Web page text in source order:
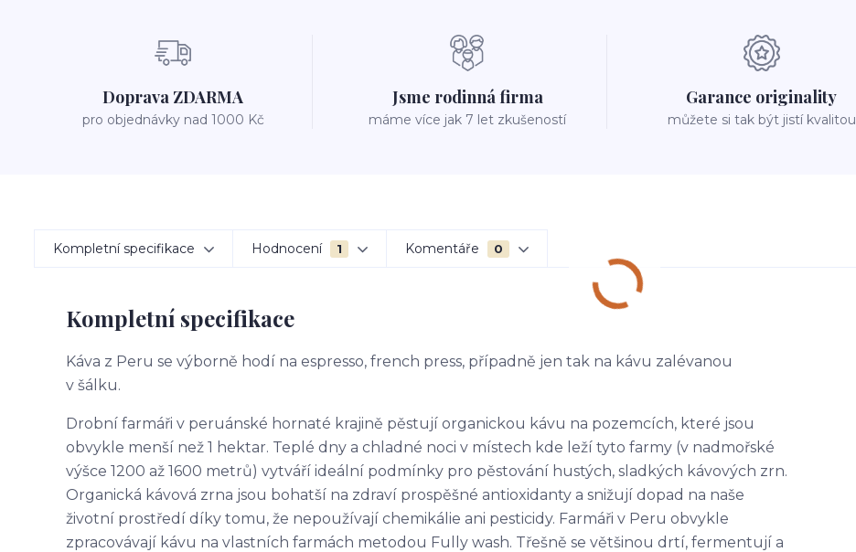
Doprava ZDARMA
pro objednávky nad 1000 Kč
Jsme rodinná firma
máme více jak 7 let zkušeností
Garance originality
můžete si tak být jistí kvalitou
Kompletní specifikace Hodnocení 1 Komentáře 0
Kompletní specifikace
Káva z Peru se výborně hodí na espresso, french press, případně jen tak na kávu zalévanou
v šálku.
Drobní farmáři v peruánské hornaté krajině pěstují organickou kávu na pozemcích, které jsou
obvykle menší než 1 hektar. Teplé dny a chladné noci v místech kde leží tyto farmy (v nadmořské
výšce 1200 až 1600 metrů) vytváří ideální podmínky pro pěstování hustých, sladkých kávových zrn.
Organická kávová zrna jsou bohatší na zdraví prospěšné antioxidanty a snižují dopad na naše
životní prostředí díky tomu, že nepoužívají chemikálie ani pesticidy. Farmáři v Peru obvykle
zpracovávají kávu na vlastních farmách metodou Fully wash. Třešně se většinou drtí, fermentují a